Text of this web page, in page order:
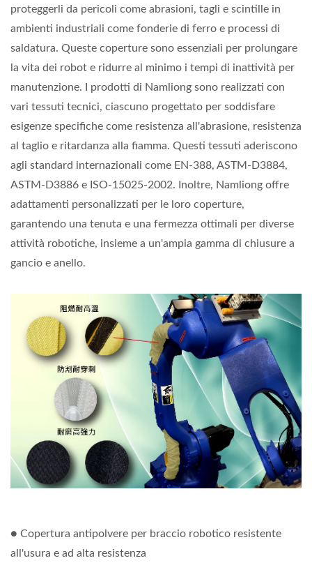
proteggerli da pericoli come abrasioni, tagli e scintille in
ambienti industriali come fonderie di ferro e processi di
saldatura. Queste coperture sono essenziali per prolungare
la vita dei robot e ridurre al minimo i tempi di inattività per
manutenzione. I prodotti di Namliong sono realizzati con
vari tessuti tecnici, ciascuno progettato per soddisfare
esigenze specifiche come resistenza all'abrasione, resistenza
al taglio e ritardanza alla fiamma. Questi tessuti aderiscono
agli standard internazionali come EN-388, ASTM-D3884,
ASTM-D3886 e ISO-15025-2002. Inoltre, Namliong offre
adattamenti personalizzati per le loro coperture,
garantendo una tenuta e una fermezza ottimali per diverse
attività robotiche, insieme a un'ampia gamma di chiusure a
gancio e anello.
● Copertura antipolvere per braccio robotico resistente
all'usura e ad alta resistenza